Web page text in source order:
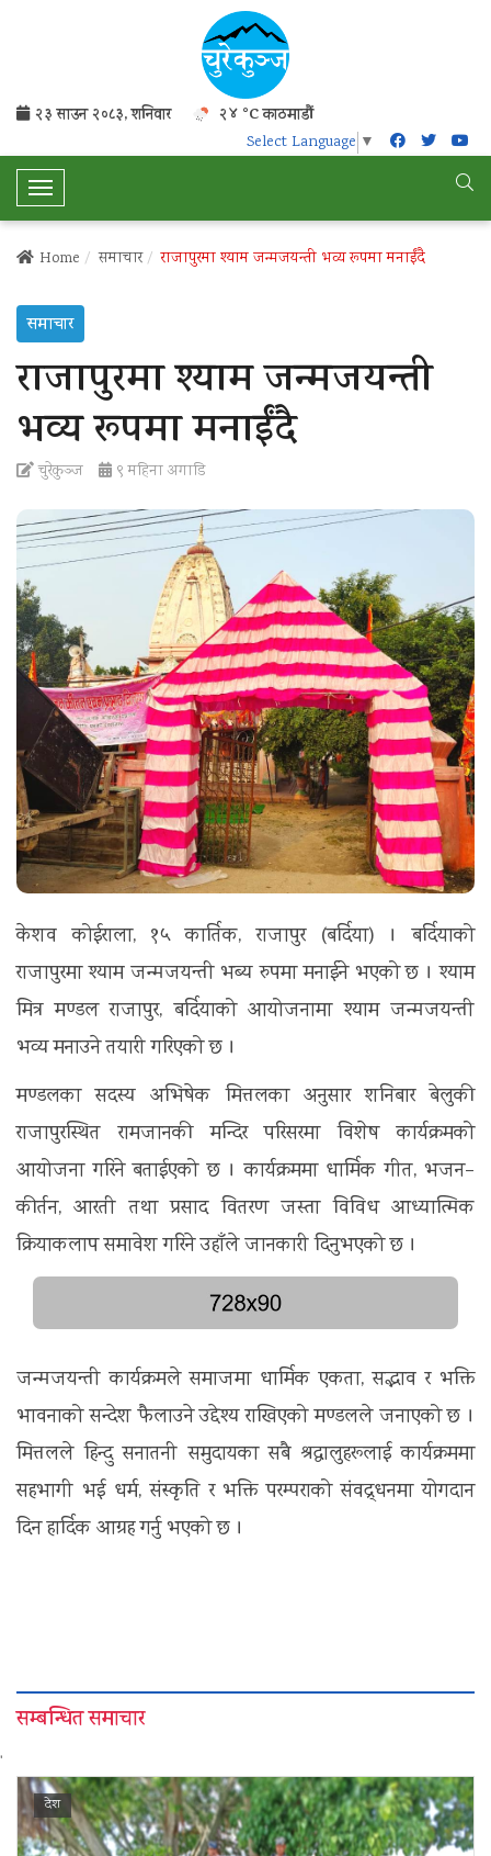
२३ साउन २०८३, शनिवार २४ °C काठमाडौं
Select Language ▼
T
o
e
N
a
a
t
i
o
Home समाचार राजापुरमा श्याम जन्मजयन्ती भव्य रूपमा मनाईंदै
समाचार
राजापुरमा श्याम जन्मजयन्ती
भव्य रूपमा मनाईंदै
चुरेकुञ्ज ९ महिना अगाडि
केशव कोईराला, १५ कार्तिक, राजापुर (बर्दिया) । बर्दियाको
राजापुरमा श्याम जन्मजयन्ती भब्य रुपमा मनाईने भएको छ । श्याम
मित्र मण्डल राजापुर, बर्दियाको आयोजनामा श्याम जन्मजयन्ती
भव्य मनाउने तयारी गरिएको छ ।
मण्डलका सदस्य अभिषेक मित्तलका अनुसार शनिबार बेलुकी
राजापुरस्थित रामजानकी मन्दिर परिसरमा विशेष कार्यक्रमको
आयोजना गरिने बताईएको छ । कार्यक्रममा धार्मिक गीत, भजन–
कीर्तन, आरती तथा प्रसाद वितरण जस्ता विविध आध्यात्मिक
क्रियाकलाप समावेश गरिने उहाँले जानकारी दिनुभएको छ ।
जन्मजयन्ती कार्यक्रमले समाजमा धार्मिक एकता, सद्भाव र भक्ति
भावनाको सन्देश फैलाउने उद्देश्य राखिएको मण्डलले जनाएको छ ।
मित्तलले हिन्दु सनातनी समुदायका सबै श्रद्धालुहरूलाई कार्यक्रममा
सहभागी भई धर्म, संस्कृति र भक्ति परम्पराको संवद्र्धनमा योगदान
दिन हार्दिक आग्रह गर्नु भएको छ ।
सम्बन्धित समाचार
'
देश